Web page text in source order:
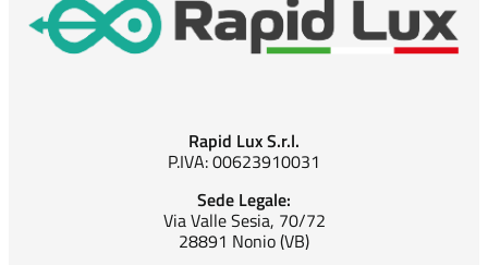
Rapid Lux S.r.l.
P.IVA: 00623910031
Sede Legale:
Via Valle Sesia, 70/72
28891 Nonio (VB)